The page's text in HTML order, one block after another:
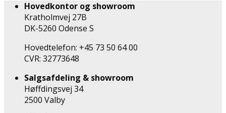
Hovedkontor og showroom
Kratholmvej 27B
DK-5260 Odense S
Hovedtelefon: +45 73 50 64 00
CVR: 32773648
Salgsafdeling & showroom
Høffdingsvej 34
2500 Valby